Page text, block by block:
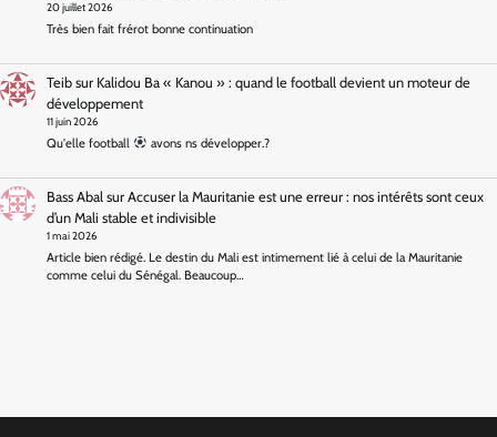
20 juillet 2026
Très bien fait frérot bonne continuation
Teibsur Kalidou Ba « Kanou » : quand le football devient un moteur de
développement
11 juin 2026
Qu'elle football avons ns développer.?
Bass Abal sur Accuser la Mauritanie est une erreur : nos intérêts sont ceux
d’un Mali stable et indivisible
1 mai 2026
Article bien rédigé. Le destin du Mali est intimement lié à celui de la Mauritanie
comme celui du Sénégal. Beaucoup…